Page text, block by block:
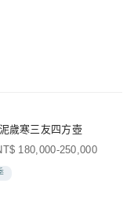
歲寒三友四方壺
180,000-250,000